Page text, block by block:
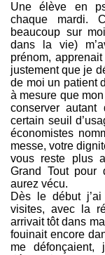
Une élève en
chaque mardi.
beaucoup sur
dans la vie)
prénom,
justement que je
de moi un patient
à mesure que
conserver autant
certain seuil
économistes
messe, votre
vous reste plus
Grand Tout pour
aurez vécu.
Dès le début
visites, avec la
arrivait tôt dans
fouinait encore
me